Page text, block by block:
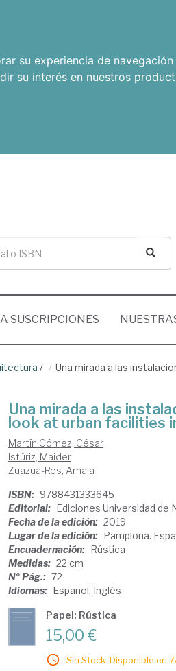
su experiencia de
su interés en nuestros
SUSCRIPCIONES
/
Una mirada a las
Una mirada a las
look at urban facilities
Martín Gómez, César
Istúriz, Maider
Zuazua-Ros, Amaia
ISBN: 9788431333645
Editorial: Ediciones Universidad de
Fecha de la edición: 2019
Lugar de la edición: Pamplona.
Encuadernación: Rústica
Medidas: 22 cm
Nº Pág.: 72
Idiomas: Español; Inglés
Papel: Rústica
15,00 €
Sin Stock. Disponible en